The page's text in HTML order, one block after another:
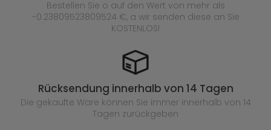
Bestellen Sie o auf den Wert von mehr als
-0.23809523809524 €, a wir senden diese an Sie
KOSTENLOS!
Rücksendung innerhalb von 14 Tagen
Die gekaufte Ware können Sie immer innerhalb von 14
Tagen zurückgeben